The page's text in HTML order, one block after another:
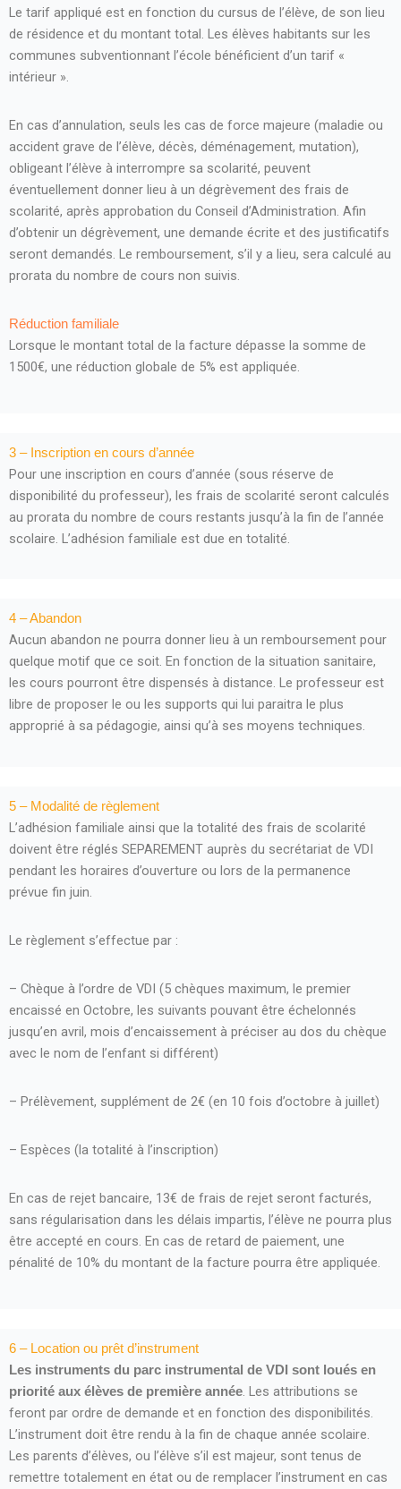
Le tarif appliqué est en fonction du cursus de l’élève, de son lieu
de résidence et du montant total. Les élèves habitants sur les
communes subventionnant l’école bénéficient d’un tarif «
intérieur ».
En cas d’annulation, seuls les cas de force majeure (maladie ou
accident grave de l’élève, décès, déménagement, mutation),
obligeant l’élève à interrompre sa scolarité, peuvent
éventuellement donner lieu à un dégrèvement des frais de
scolarité, après approbation du Conseil d’Administration. Afin
d’obtenir un dégrèvement, une demande écrite et des justificatifs
seront demandés. Le remboursement, s’il y a lieu, sera calculé au
prorata du nombre de cours non suivis.
Réduction familiale
Lorsque le montant total de la facture dépasse la somme de
1500€, une réduction globale de 5% est appliquée.
3 – Inscription en cours d’année
Pour une inscription en cours d’année (sous réserve de
disponibilité du professeur), les frais de scolarité seront calculés
au prorata du nombre de cours restants jusqu’à la fin de l’année
scolaire. L’adhésion familiale est due en totalité.
4 – Abandon
Aucun abandon ne pourra donner lieu à un remboursement pour
quelque motif que ce soit. En fonction de la situation sanitaire,
les cours pourront être dispensés à distance. Le professeur est
libre de proposer le ou les supports qui lui paraitra le plus
approprié à sa pédagogie, ainsi qu’à ses moyens techniques.
5 – Modalité de règlement
L’adhésion familiale ainsi que la totalité des frais de scolarité
doivent être réglés SEPAREMENT auprès du secrétariat de VDI
pendant les horaires d’ouverture ou lors de la permanence
prévue fin juin.
Le règlement s’effectue par :
– Chèque à l’ordre de VDI (5 chèques maximum, le premier
encaissé en Octobre, les suivants pouvant être échelonnés
jusqu’en avril, mois d’encaissement à préciser au dos du chèque
avec le nom de l’enfant si différent)
– Prélèvement, supplément de 2€ (en 10 fois d’octobre à juillet)
– Espèces (la totalité à l’inscription)
En cas de rejet bancaire, 13€ de frais de rejet seront facturés,
sans régularisation dans les délais impartis, l’élève ne pourra plus
être accepté en cours. En cas de retard de paiement, une
pénalité de 10% du montant de la facture pourra être appliquée.
6 – Location ou prêt d’instrument
Les instruments du parc instrumental de VDI sont loués en
priorité aux élèves de première année. Les attributions se
feront par ordre de demande et en fonction des disponibilités.
L’instrument doit être rendu à la fin de chaque année scolaire.
Les parents d’élèves, ou l’élève s’il est majeur, sont tenus de
remettre totalement en état ou de remplacer l’instrument en cas